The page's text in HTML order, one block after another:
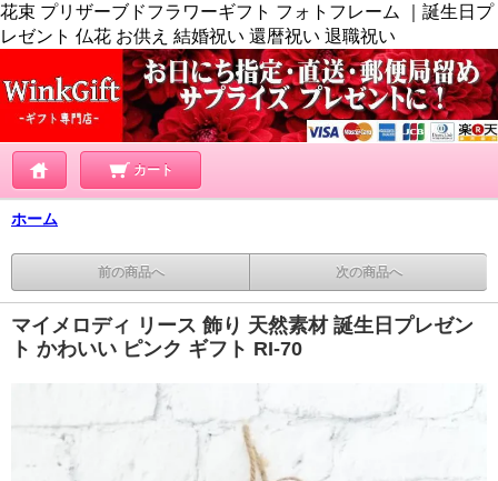
花束 プリザーブドフラワーギフト フォトフレーム ｜誕生日プ
レゼント 仏花 お供え 結婚祝い 還暦祝い 退職祝い
カート
ホーム
前の商品へ 次の商品へ
マイメロディ リース 飾り 天然素材 誕生日プレゼン
ト かわいい ピンク ギフト RI-70